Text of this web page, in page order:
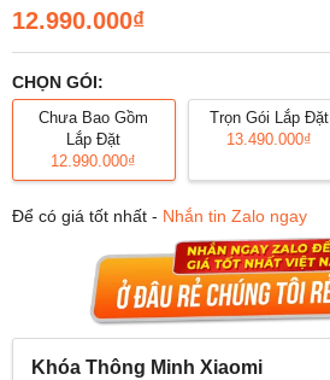
12.990.000₫
CHỌN GÓI:
Chưa Bao Gồm
Lắp Đặt
12.990.000₫
Trọn Gói Lắp Đặt
13.490.000₫
Để có giá tốt nhất - Nhắn tin Zalo ngay
Khóa Thông Minh Xiaomi